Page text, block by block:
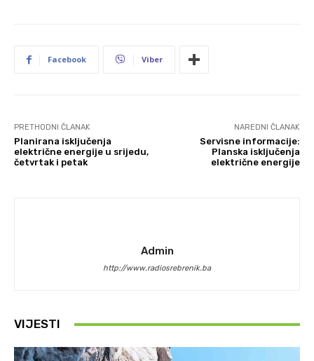
Facebook Viber
PRETHODNI ČLANAK
Planirana isključenja
električne energije u srijedu,
četvrtak i petak
NAREDNI ČLANAK
Servisne informacije:
Planska isključenja
električne energije
Admin
http://www.radiosrebrenik.ba
VIJESTI